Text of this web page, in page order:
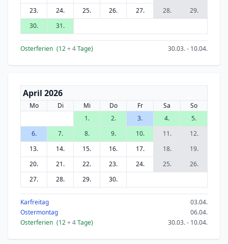
23.
24. 25. 26. 27. 28.
29.
30.
31.
Osterferien (12+ 4Tage) 30.03. - 10.04.
April 2026
Mo Di Mi Do Fr Sa
So
1.
2. 3. 4.
5.
6.
7. 8. 9. 10. 11.
12.
13.
14. 15. 16. 17. 18.
19.
20.
21. 22. 23. 24. 25.
26.
27.
28. 29. 30.
Karfreitag
03.04.
Ostermontag
06.04.
Osterferien (12+ 4Tage) 30.03. - 10.04.